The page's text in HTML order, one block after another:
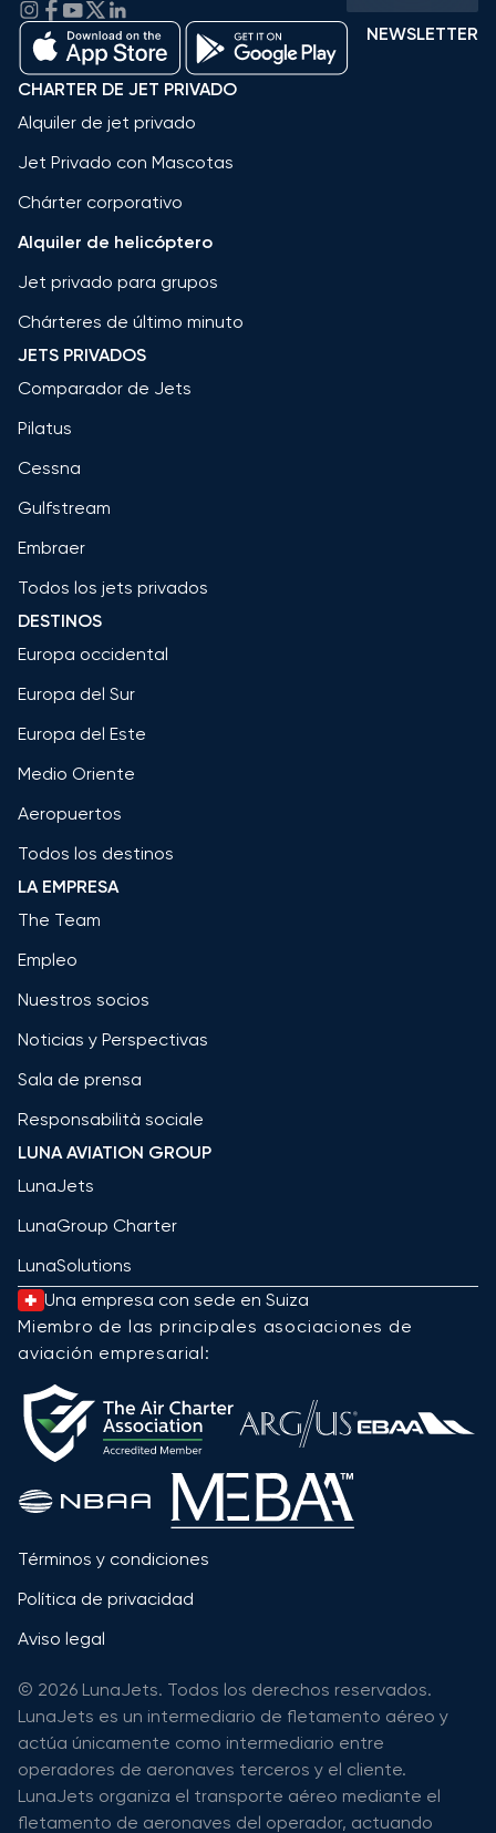
NEWSLETTER
CHARTER DE JET PRIVADO
Alquiler de jet privado
Jet Privado con Mascotas
Chárter corporativo
Alquiler de helicóptero
Jet privado para grupos
Chárteres de último minuto
JETS PRIVADOS
Comparador de Jets
Pilatus
Cessna
Gulfstream
Embraer
Todos los jets privados
DESTINOS
Europa occidental
Europa del Sur
Europa del Este
Medio Oriente
Aeropuertos
Todos los destinos
LA EMPRESA
The Team
Empleo
Nuestros socios
Noticias y Perspectivas
Sala de prensa
Responsabilità sociale
LUNA AVIATION GROUP
LunaJets
LunaGroup Charter
LunaSolutions
Una empresa con sede en Suiza
Miembro de las principales asociaciones de
aviación empresarial:
Términos y condiciones
Política de privacidad
Aviso legal
© 2026 LunaJets. Todos los derechos reservados.
LunaJets es un intermediario de fletamento aéreo y
actúa únicamente como intermediario entre
operadores de aeronaves terceros y el cliente.
LunaJets organiza el transporte aéreo mediante el
fletamento de aeronaves del operador, actuando